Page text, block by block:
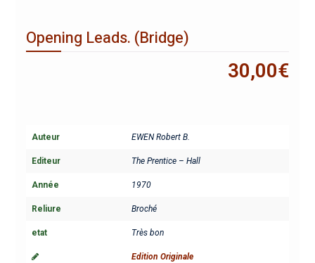
Opening Leads. (Bridge)
30,00€
Auteur EWEN Robert B.
Editeur The Prentice – Hall
Année 1970
Reliure Broché
etat Très bon
Edition Originale